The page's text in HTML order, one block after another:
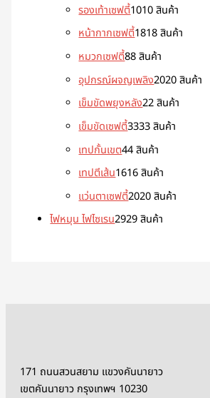
รองเท้าเซฟตี้1010 สินค้า
หน้ากากเซฟตี้1818 สินค้า
หมวกเซฟตี้88 สินค้า
อุปกรณ์ผจญเพลิง2020 สินค้า
เข็มขัดพยุงหลัง22 สินค้า
เข็มขัดเซฟตี้3333 สินค้า
เทปกั้นเขต44 สินค้า
เทปตีเส้น1616 สินค้า
แว่นตาเซฟตี้2020 สินค้า
ไฟหมุน ไฟไซเรน2929 สินค้า
171 ถนนสวนสยาม แขวงคันนายาว
เขตคันนายาว กรุงเทพฯ 10230